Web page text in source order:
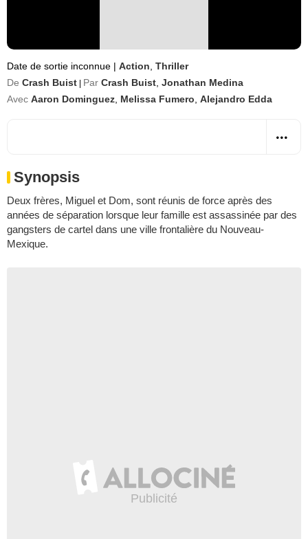
Date de sortie inconnue | Action Thriller
De Crash Buist Par Crash Buist Jonathan Medina
Avec Aaron Dominguez Melissa Fumero Alejandro Edda
Synopsis
Deux frères, Miguel et Dom, sont réunis de force après des
années de séparation lorsque leur famille est assassinée par des
gangsters de cartel dans une ville frontalière du Nouveau-
Mexique.